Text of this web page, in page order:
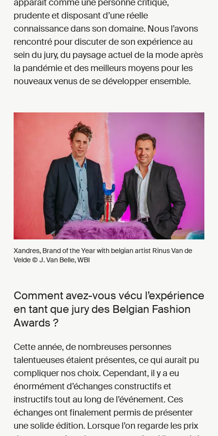
prudente et disposant d’une réelle
connaissance dans son domaine. Nous l’avons
rencontré pour discuter de son expérience au
sein du jury, du paysage actuel de la mode après
la pandémie et des meilleurs moyens pour les
nouveaux venus de se développer ensemble.
Xandres, Brand of the Year with belgian artist Rinus Van de
Velde © J. Van Belle, WBI
Comment avez-vous vécu l’expérience
en tant que jury des Belgian Fashion
Awards ?
Cette année, de nombreuses personnes
talentueuses étaient présentes, ce qui aurait pu
compliquer nos choix. Cependant, il y a eu
énormément d’échanges constructifs et
instructifs tout au long de l’événement. Ces
échanges ont finalement permis de présenter
une solide édition. Lorsque l’on regarde les prix